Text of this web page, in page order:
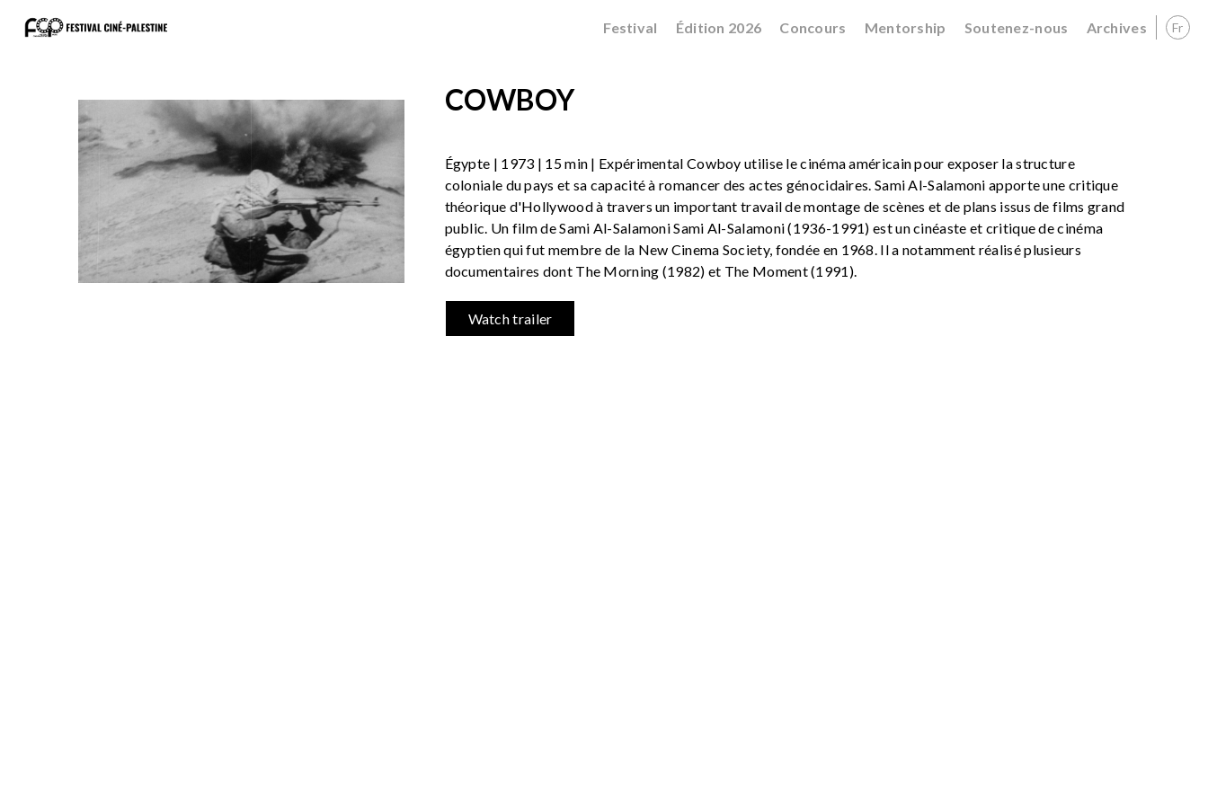
Festival Édition 2026 Concours Mentorship Soutenez-nous Archives Fr
COWBOY
Égypte | 1973 | 15 min | Expérimental Cowboy utilise le cinéma américain pour exposer la structure
coloniale du pays et sa capacité à romancer des actes génocidaires. Sami Al-Salamoni apporte une critique
théorique d'Hollywood à travers un important travail de montage de scènes et de plans issus de films grand
public. Un film de Sami Al-Salamoni Sami Al-Salamoni (1936-1991) est un cinéaste et critique de cinéma
égyptien qui fut membre de la New Cinema Society, fondée en 1968. Il a notamment réalisé plusieurs
documentaires dont The Morning (1982) et The Moment (1991).
Watch trailer